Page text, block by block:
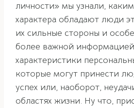
личности» мы узнали,
характера обладают люди
их сильные стороны и
более важной
характеристики
которые могут принести
успех или, наоборот,
областях жизни. Ну что,